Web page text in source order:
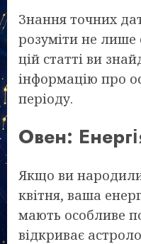
Знання точних
розуміти не лише
цій статті ви
інформацію про
періоду.
Овен:
Якщо ви
квітня, ваша
мають особливе
відкриває